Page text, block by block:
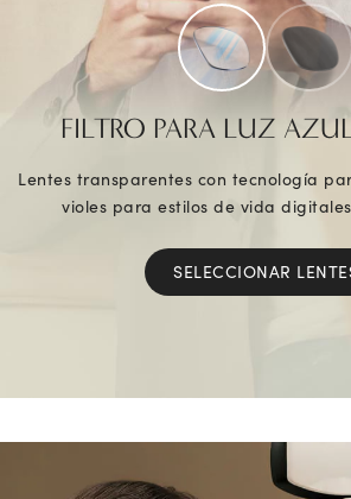
FILTRO PARA LUZ
Lentes transparentes con tecnología
violes para estilos de vida
SELECCIONAR